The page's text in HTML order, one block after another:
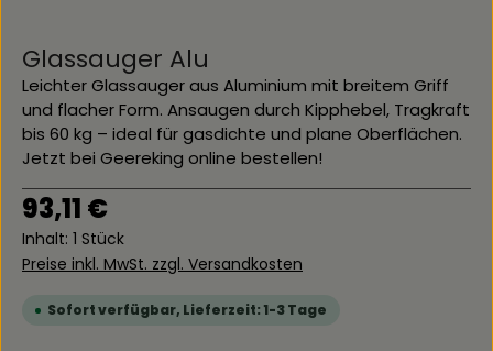
Glassauger Alu
Leichter Glassauger aus Aluminium mit breitem Griff
und flacher Form. Ansaugen durch Kipphebel, Tragkraft
bis 60 kg – ideal für gasdichte und plane Oberflächen.
Jetzt bei Geereking online bestellen!
Regulärer Preis:
93,11 €
Inhalt: 1 Stück
Preise inkl. MwSt. zzgl. Versandkosten
Sofort verfügbar, Lieferzeit: 1-3 Tage